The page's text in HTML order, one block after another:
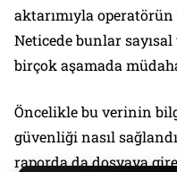
aktarımıyla
Neticede bunlar
birçok aşamada
Öncelikle bu verinin
güvenliği nasıl
raporda da dosyaya